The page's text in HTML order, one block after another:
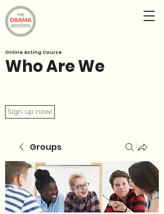
Who Are We
Online Acting Course
Sign up now!
Groups